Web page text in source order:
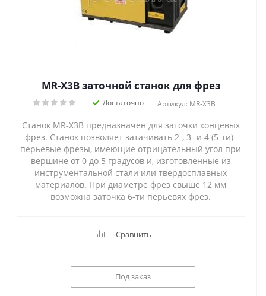
MR-X3B заточной станок для фрез
Достаточно Артикул: MR-X3B
Станок MR-X3B предназначен для заточки концевых
фрез. Станок позволяет затачивать 2-, 3- и 4 (5-ти)-
перьевые фрезы, имеющие отрицательный угол при
вершине от 0 до 5 градусов и, изготовленные из
инструментальной стали или твердосплавных
материалов. При диаметре фрез свыше 12 мм
возможна заточка 6-ти перьевях фрез.
Сравнить
Под заказ